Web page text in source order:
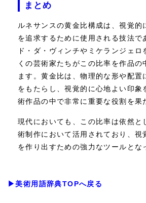
まとめ
ルネサンスの黄金比構成は、視覚的
を追求するために使用される技法で
ド・ダ・ヴィンチやミケランジェロ
くの芸術家たちがこの比率を作品の
ます。黄金比は、物理的な形や配置
をもたらし、視覚的に心地よい印象
術作品の中で非常に重要な役割を果
現代においても、この比率は依然と
術制作において活用されており、視
を作り出すための強力なツールとな
▶美術用語辞典TOPへ戻る